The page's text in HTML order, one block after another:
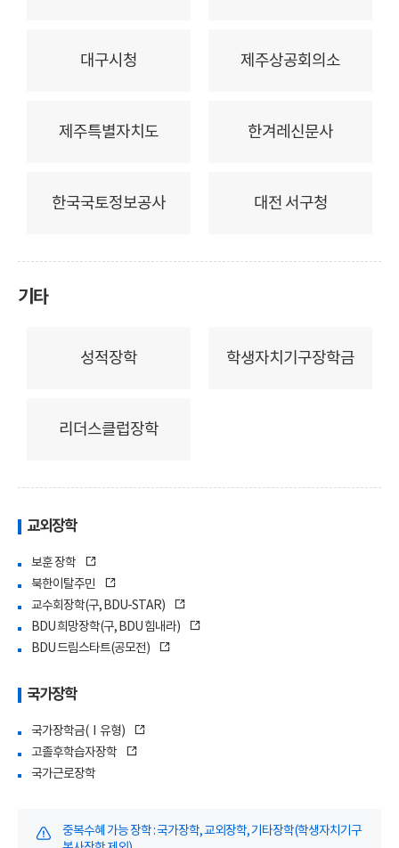
대구시청 제주상공회의소
제주특별자치도 한겨레신문사
한국국토정보공사 대전 서구청
기타
성적장학 학생자치기구장학금
리더스클럽장학
교외장학
보훈 장학
북한이탈주민
교수회장학(구, BDU-STAR)
BDU 희망장학(구, BDU 힘내라)
BDU 드림스타트(공모전)
국가장학
국가장학금(Ⅰ유형)
고졸후학습자장학
국가근로장학
중복수혜 가능 장학 : 국가장학, 교외장학, 기타장학(학생자치기구